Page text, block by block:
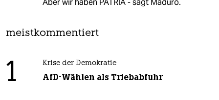
Aber wir haben PATRIA - sagt Maduro.
meistkommentiert
1 Krise der Demokratie
AfD-Wählen als Triebabfuhr